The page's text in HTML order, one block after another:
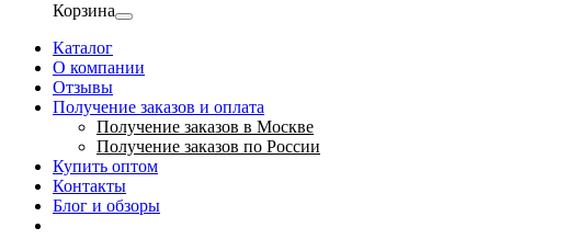
Корзина
Каталог
О компании
Отзывы
Получение заказов и оплата
Получение заказов в Москве
Получение заказов по России
Купить оптом
Контакты
Блог и обзоры